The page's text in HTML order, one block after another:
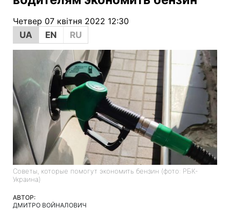
Четвер 07 квітня 2022 12:30
UA
EN RU
Советы, которые помогут экономить бензин (фото: РБК-
Украина)
АВТОР:
ДМИТРО ВОЙНАЛОВИЧ